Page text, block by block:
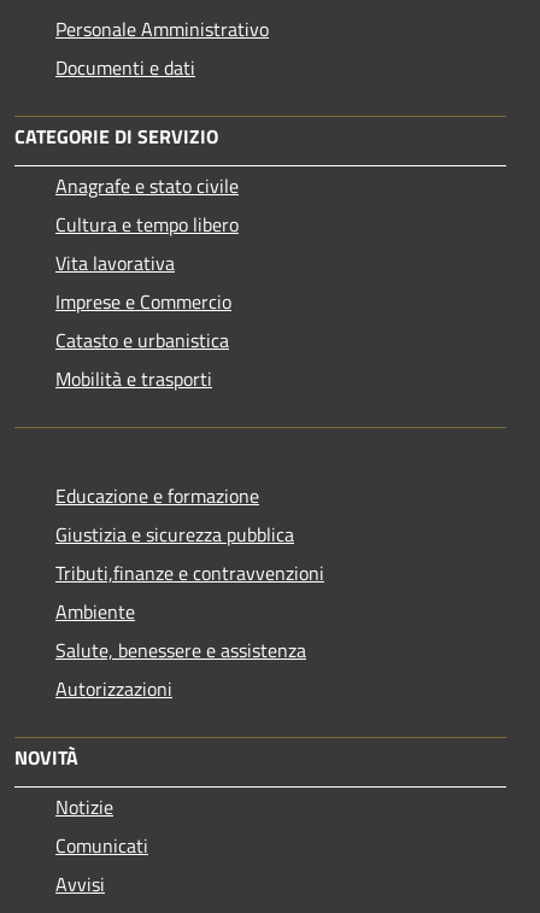
Personale Amministrativo
Documenti e dati
CATEGORIE DI SERVIZIO
Anagrafe e stato civile
Cultura e tempo libero
Vita lavorativa
Imprese e Commercio
Catasto e urbanistica
Mobilità e trasporti
Educazione e formazione
Giustizia e sicurezza pubblica
Tributi,finanze e contravvenzioni
Ambiente
Salute, benessere e assistenza
Autorizzazioni
NOVITÀ
Notizie
Comunicati
Avvisi